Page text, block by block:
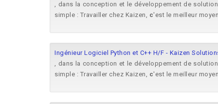
, dans la conception et le développement de
simple : Travailler chez Kaizen, c'est le meilleur
Ingénieur Logiciel Python et C++ H/F - Kaizen
, dans la conception et le développement de
simple : Travailler chez Kaizen, c'est le meilleur